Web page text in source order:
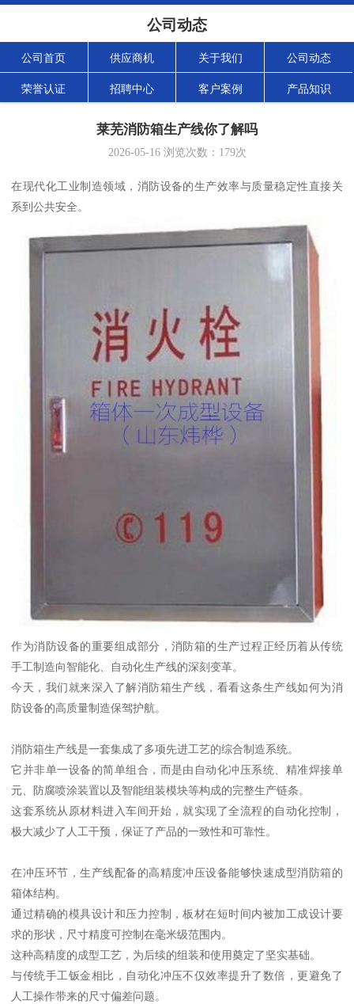
公司动态
公司首页 供应商机 关于我们 公司动态
荣誉认证 招聘中心 客户案例 产品知识
莱芜消防箱生产线你了解吗
2026-05-16浏览次数： 179次
在现代化工业制造领域，消防设备的生产效率与质量稳定性直接关
系到公共安全。
作为消防设备的重要组成部分，消防箱的生产过程正经历着从传统
手工制造向智能化、自动化生产线的深刻变革。
今天，我们就来深入了解消防箱生产线，看看这条生产线如何为消
防设备的高质量制造保驾护航。
消防箱生产线是一套集成了多项先进工艺的综合制造系统。
它并非单一设备的简单组合，而是由自动化冲压系统、精准焊接单
元、防腐喷涂装置以及智能组装模块等构成的完整生产链条。
这套系统从原材料进入车间开始，就实现了全流程的自动化控制，
极大减少了人工干预，保证了产品的一致性和可靠性。
在冲压环节，生产线配备的高精度冲压设备能够快速成型消防箱的
箱体结构。
通过精确的模具设计和压力控制，板材在短时间内被加工成设计要
求的形状，尺寸精度可控制在毫米级范围内。
这种高精度的成型工艺，为后续的组装和使用奠定了坚实基础。
与传统手工钣金相比，自动化冲压不仅效率提升了数倍，更避免了
人工操作带来的尺寸偏差问题。